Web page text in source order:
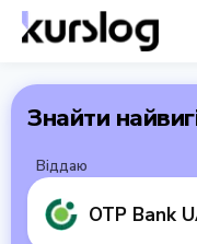
Знайти
Віддаю
OTP Bank